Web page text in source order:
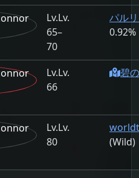
Lv.
65–
70
パル
0.92%
Lv.
66
碧
Lv.
80
(Wild)